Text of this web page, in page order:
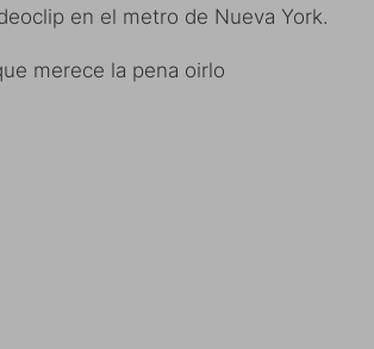
en el metro de Nueva York.
merece la pena oirlo